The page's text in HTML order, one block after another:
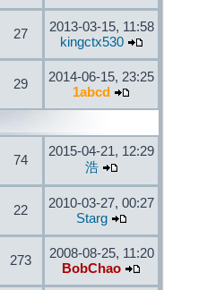
27
2013-03-15, 11:58
kingctx530
29
2014-06-15, 23:25
1abcd
74
2015-04-21, 12:29
浩
22
2010-03-27, 00:27
Starg
273
2008-08-25, 11:20
BobChao